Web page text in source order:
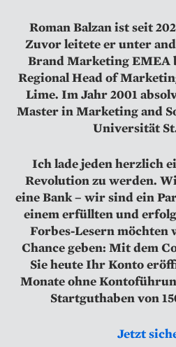
Roman Balzan ist seit
Zuvor leitete er unter
Brand Marketing EMEA
Regional Head of
Lime. Im Jahr 2001
Master in Marketing and
Universität
Ich lade jeden herzlich
Revolution zu werden.
eine Bank – wir sind ein
einem erfüllten und
Forbes-Lesern möchten
Chance geben: Mit dem
Sie heute Ihr Konto
Monate ohne
Startguthaben von
Jetzt